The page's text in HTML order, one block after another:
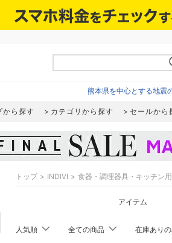
熊本県を中心とする地震
から探す カテゴリから探す セールから
トップ INDIVI 食器・調理器具・キッチン
アイテム
人気順 全ての商品 在庫あり